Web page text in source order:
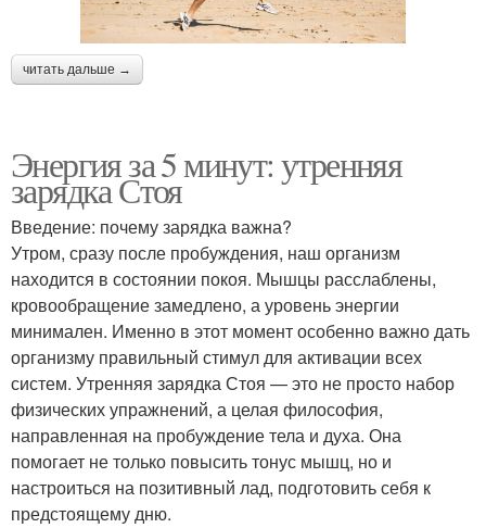
читать дальше →
Энергия за 5 минут: утренняя
зарядка Стоя
Введение: почему зарядка важна?
Утром, сразу после пробуждения, наш организм
находится в состоянии покоя. Мышцы расслаблены,
кровообращение замедлено, а уровень энергии
минимален. Именно в этот момент особенно важно дать
организму правильный стимул для активации всех
систем. Утренняя зарядка Стоя — это не просто набор
физических упражнений, а целая философия,
направленная на пробуждение тела и духа. Она
помогает не только повысить тонус мышц, но и
настроиться на позитивный лад, подготовить себя к
предстоящему дню.